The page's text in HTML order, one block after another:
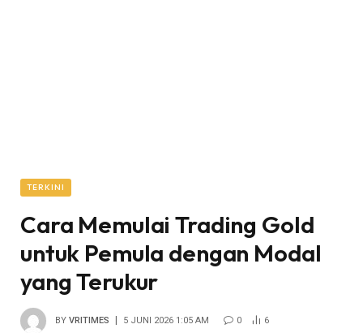
TERKINI
Cara Memulai Trading Gold
untuk Pemula dengan Modal
yang Terukur
BY VRITIMES 5 JUNI 2026 1:05 AM 0 6